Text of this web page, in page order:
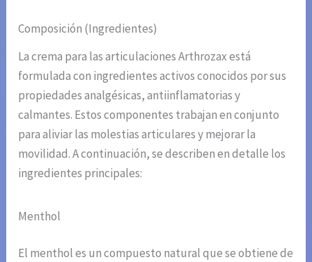
Composición (Ingredientes)
La crema para las articulaciones Arthrozax está
formulada con ingredientes activos conocidos por sus
propiedades analgésicas, antiinflamatorias y
calmantes. Estos componentes trabajan en conjunto
para aliviar las molestias articulares y mejorar la
movilidad. A continuación, se describen en detalle los
ingredientes principales:
Menthol
El menthol es un compuesto natural que se obtiene de